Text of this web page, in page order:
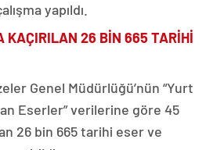
yapıldı.
KAÇIRILAN 26 BİN 665 TARİHİ
Genel Müdürlüğü’nün “Yurt
Eserler” verilerine göre 45
26 bin 665 tarihi eser ve